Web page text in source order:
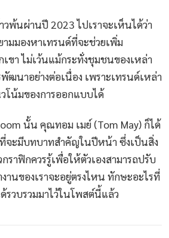
วพ้นผ่านปี 2023 ไปเราจะเห็นได้ว่า
ามมองหาเทรนด์ที่จะช่วยเพิ่ม
ขา ไม่เว้นแม้กระทั่งชุมชนของเหล่า
พัฒนาอย่างต่อเนื่อง เพราะเทรนด์เหล่า
โน้มของการออกแบบได้
นั้น คุณทอม เมย์ (Tom May) ก็ได้
จะมีบทบาทสำคัญในปีหน้า ซึ่งเป็นสิ่ง
าฟิกควรรู้เพื่อให้ตัวเองสามารถปรับ
านของเราจะอยู่ตรงไหน ทักษะอะไรที่
รวบรวมมาไว้ในโพสต์นี้แล้ว